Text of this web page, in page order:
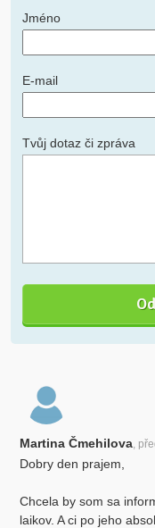
Jméno
E-mail
Tvůj dotaz či zpráva
Martina Čmehilova,
Dobry den prajem,
Chcela by som sa
laikov. A ci po jeho